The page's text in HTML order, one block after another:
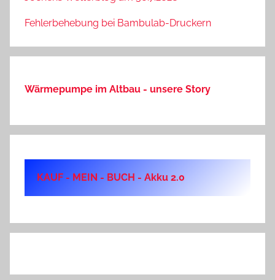
Fehlerbehebung bei Bambulab-Druckern
Wärmepumpe im Altbau - unsere Story
KAUF - MEIN - BUCH - Akku 2.0